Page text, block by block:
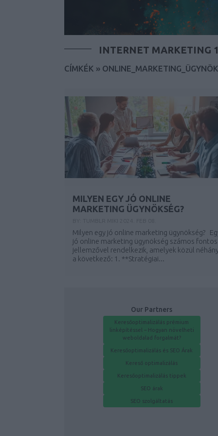
INTERNET MARKETING
CÍMKÉK »
MILYEN EGY JÓ ONLINE
MARKETING ÜGYNÖKSÉG?
Milyen egy jó online marketing ügynökség?
jó online marketing ügynökség számos fontos
jellemzővel rendelkezik, amelyek közül
a következő: 1. **Stratégiai...
Our Partners
Keresőoptimalizálás prémium
linképítéssel – Hogyan növelheti
weboldalad forgalmát?
Keresőoptimalizálás és SEO Árak
Kereső optimalizálás
Keresőoptimalizálás tippek
SEO árak
SEO szolgáltatás